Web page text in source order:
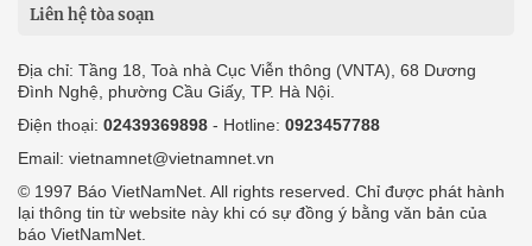
Liên hệ tòa soạn
Địa chỉ: Tầng 18, Toà nhà Cục Viễn thông (VNTA), 68 Dương
Đình Nghệ, phường Cầu Giấy, TP. Hà Nội.
Điện thoại: 02439369898 - Hotline: 0923457788
Email: vietnamnet@vietnamnet.vn
© 1997 Báo VietNamNet. All rights reserved. Chỉ được phát hành
lại thông tin từ website này khi có sự đồng ý bằng văn bản của
báo VietNamNet.